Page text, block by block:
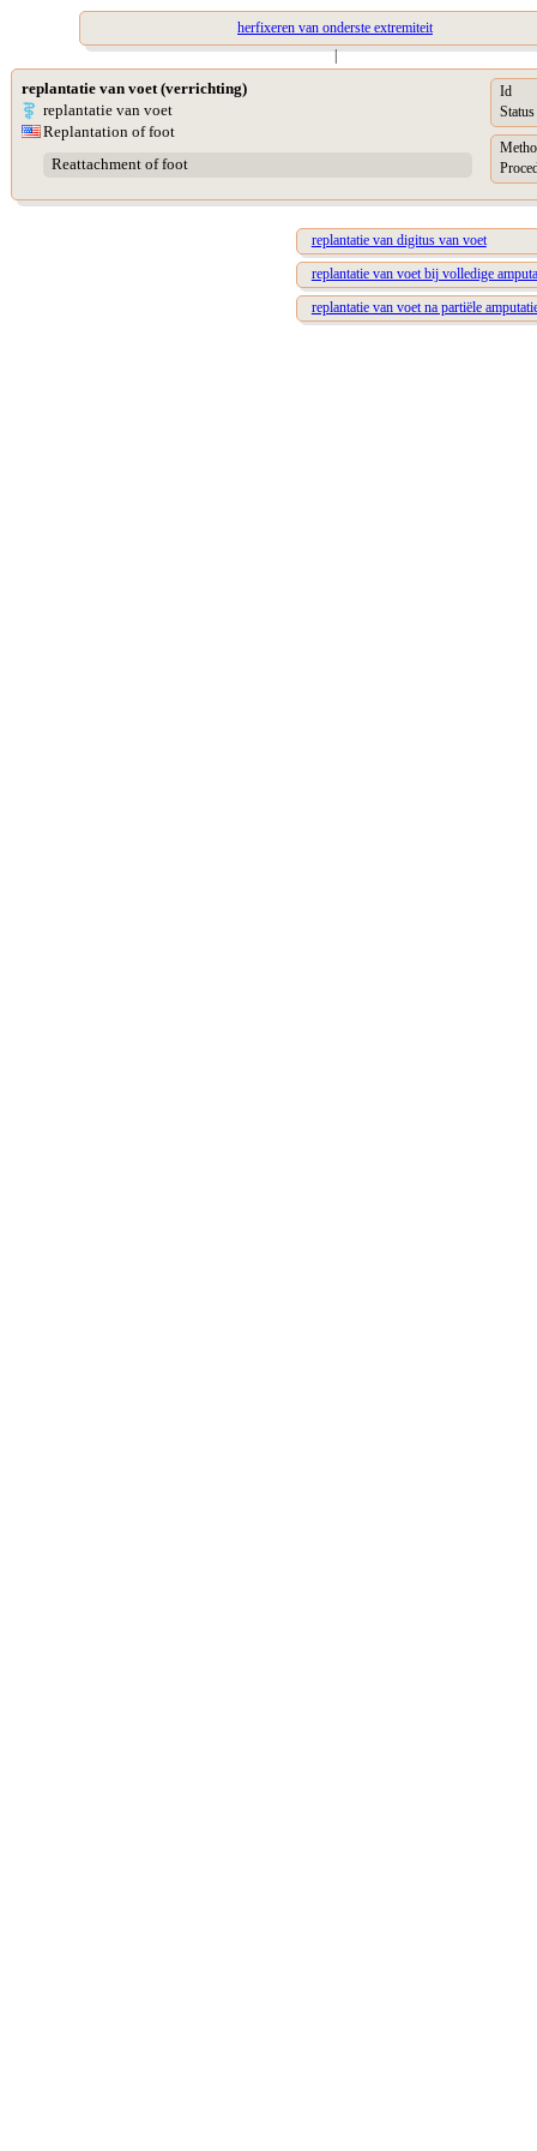
herfixeren van onderste extremiteit
|
replantatie van voet (verrichting)
replantatie van voet
Replantation of foot
Reattachment of foot
Id
Status
replantatie van digitus van voet
replantatie van voet bij volledige
replantatie van voet na partiële